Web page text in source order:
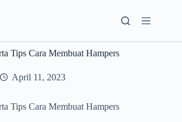
Tips Cara Membuat Hampers
April 11, 2023
Tips Cara Membuat Hampers